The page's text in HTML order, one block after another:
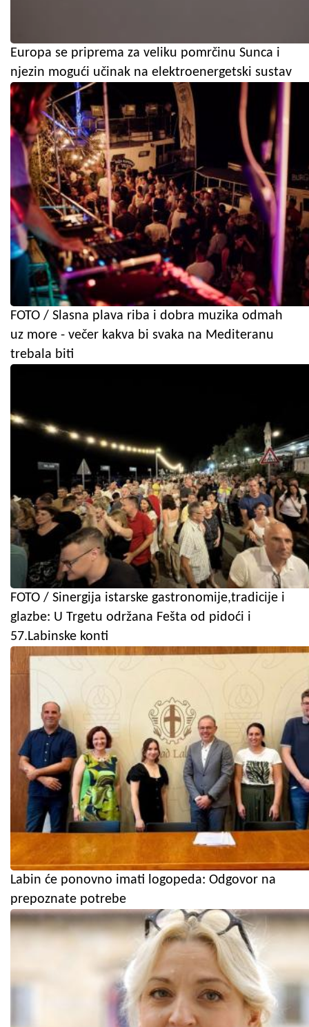
Europa se priprema za veliku pomrčinu Sunca i
njezin mogući učinak na elektroenergetski sustav
FOTO / Slasna plava riba i dobra muzika odmah
uz more - večer kakva bi svaka na Mediteranu
trebala biti
FOTO / Sinergija istarske gastronomije,tradicije i
glazbe: U Trgetu održana Fešta od pidoći i
57.Labinske konti
Labin će ponovno imati logopeda: Odgovor na
prepoznate potrebe